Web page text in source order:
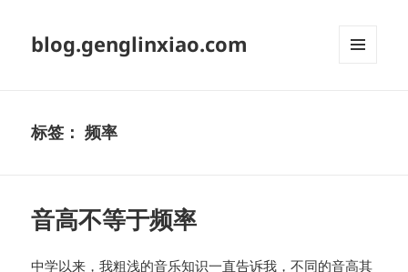
blog.genglinxiao.com
标签：频率
音高不等于频率
中学以来，我粗浅的音乐知识一直告诉我，不同的音高其